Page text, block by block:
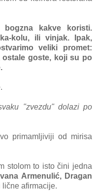
kakve koristi.
kolu, ili vinjak. Ipak,
veliki promet:
ostale goste, koji su po
"zvezdu" dolazi po
primamljiviji od mirisa
stolom to isto čini jedna
Armenulić, Dragan
lične afirmacije.